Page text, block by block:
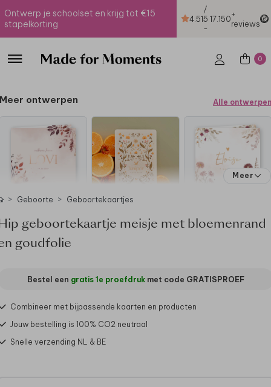
Ontwerp je schoolset en krijg tot €15
stapelkorting
4.51
/
5
-
17.150+
reviews
0
Meer ontwerpen Alle ontwerpen
Meer
Geboorte Geboortekaartjes
geboortekaartje meisje met bloemenrand
goudfolie
Bestel een gratis 1e proefdrukmet code GRATISPROEF
Combineer met bijpassende kaarten en producten
Jouw bestelling is 100% CO2 neutraal
Snelle verzending NL & BE